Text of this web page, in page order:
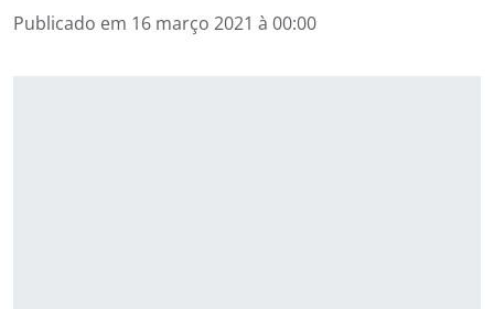
Publicado em 16 março 2021 à 00:00